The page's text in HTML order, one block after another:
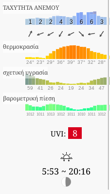
ΤΑΧΥΤΗΤΑ ΑΝΕΜΟΥ
1 2 2 4 3 6 6 3
θερμοκρασία
24° 23° 29° 36° 39° 37° 32° 28°
σχετική υγρασία
59 41 26 24 19 24 34 47
βαρομετρική πίεση
1012 1011 1013 1012 1011 1010 1011 1012
UVI: 8
5:53 ~ 20:16